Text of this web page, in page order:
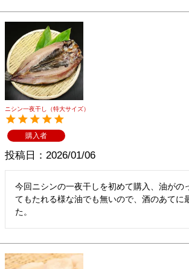
ニシン一夜干し（特大サイズ）
購入者
投稿日 2026/01/06
今回ニシンの一夜干しを初めて購入、油がの
てもたれる様な油でも無いので、酒のあてに
た。